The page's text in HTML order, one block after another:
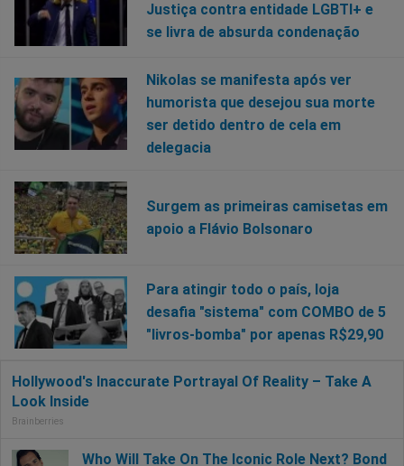
Justiça contra entidade LGBTI+ e
se livra de absurda condenação
Nikolas se manifesta após ver
humorista que desejou sua morte
ser detido dentro de cela em
delegacia
Surgem as primeiras camisetas em
apoio a Flávio Bolsonaro
Para atingir todo o país, loja
desafia "sistema" com COMBO de 5
"livros-bomba" por apenas R$29,90